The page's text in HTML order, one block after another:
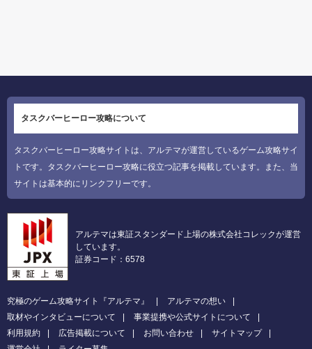
タスクバーヒーロー攻略について
タスクバーヒーロー攻略サイトは、アルテマが運営しているゲーム攻略サイ
トです。タスクバーヒーロー攻略に役立つ記事を掲載しています。また、当
サイトは基本的にリンクフリーです。
アルテマは東証スタンダード上場の株式会社コレックが運営
しています。
証券コード：6578
究極のゲーム攻略サイト『アルテマ』
アルテマの想い
取材やインタビューについて
事業提携や公式サイトについて
利用規約
広告掲載について お問い合わせ
サイトマップ